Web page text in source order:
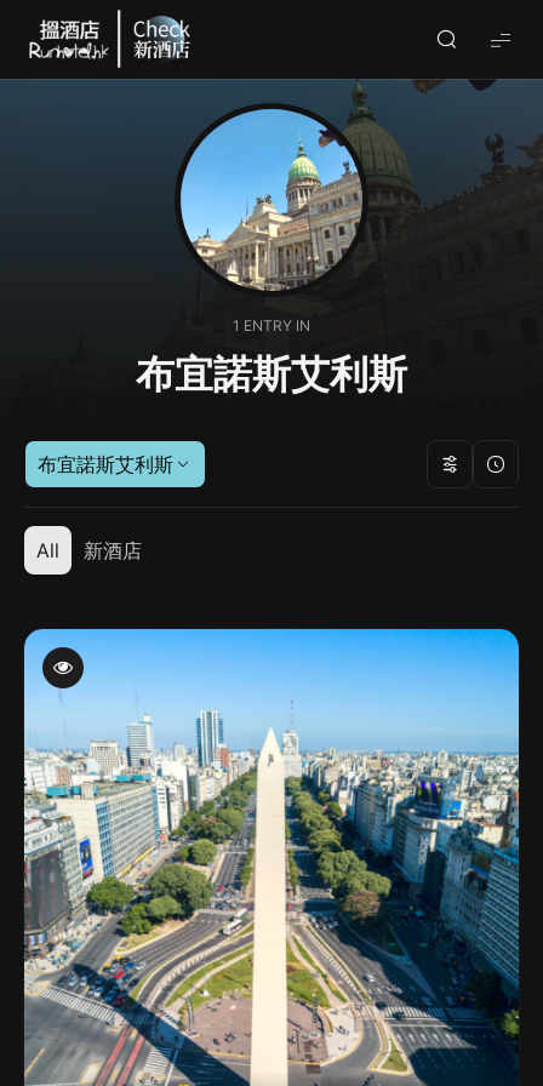
Check
酒
1 ENTRY IN
布宜諾斯艾利斯
布宜諾斯艾利斯
All 新酒店